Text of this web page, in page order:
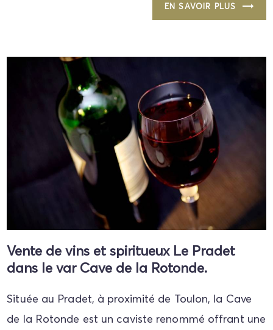
EN SAVOIR PLUS
Vente de vins et spiritueux Le Pradet
dans le var Cave de la Rotonde.
Située au Pradet, à proximité de Toulon, la Cave
de la Rotonde est un caviste renommé offrant une